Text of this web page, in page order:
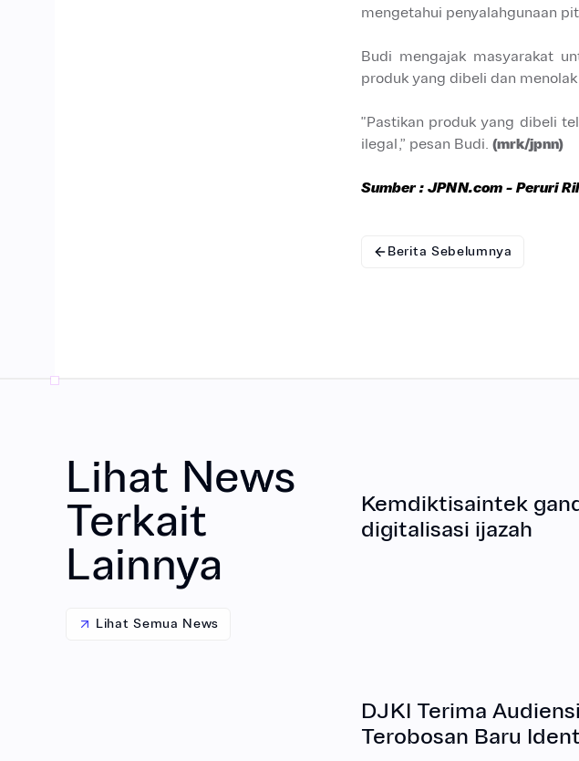
mengetahui penyalahgunaan
Budi mengajak masyarakat
produk yang dibeli dan
"Pastikan produk yang dibeli
ilegal,” pesan Budi. (mrk/jpnn)
Sumber : JPNN.com - Peruri
Berita Sebelumnya
Lihat News
Terkait
Lainnya
Lihat Semua News
Kemdiktisaintek
digitalisasi ijazah
DJKI Terima
Terobosan Baru